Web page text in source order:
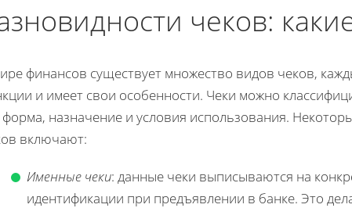
чеков:
финансов существует множество видов чеков,
и имеет свои особенности. Чеки можно
форма, назначение и условия использования.
включают:
Именные чеки: данные чеки выписываются на
идентификации при предъявлении в банке. Это